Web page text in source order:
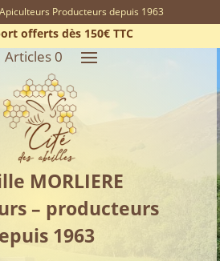
Apiculteurs Producteurs depuis 1963
offerts dès 150€ TTC
Articles 0
MORLIERE
– producteurs
1963